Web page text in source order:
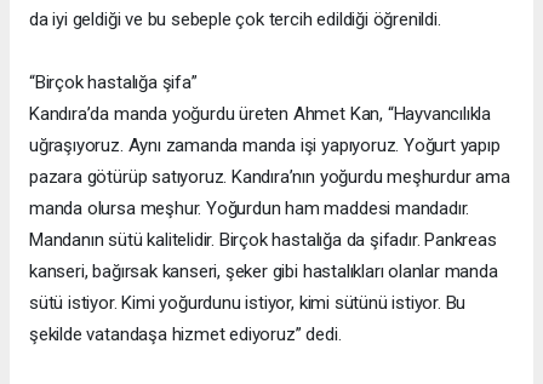
da iyi geldiği ve bu sebeple çok tercih edildiği öğrenildi.
“Birçok hastalığa şifa”
Kandıra’da manda yoğurdu üreten Ahmet Kan, “Hayvancılıkla
uğraşıyoruz. Aynı zamanda manda işi yapıyoruz. Yoğurt yapıp
pazara götürüp satıyoruz. Kandıra’nın yoğurdu meşhurdur ama
manda olursa meşhur. Yoğurdun ham maddesi mandadır.
Mandanın sütü kalitelidir. Birçok hastalığa da şifadır. Pankreas
kanseri, bağırsak kanseri, şeker gibi hastalıkları olanlar manda
sütü istiyor. Kimi yoğurdunu istiyor, kimi sütünü istiyor. Bu
şekilde vatandaşa hizmet ediyoruz” dedi.